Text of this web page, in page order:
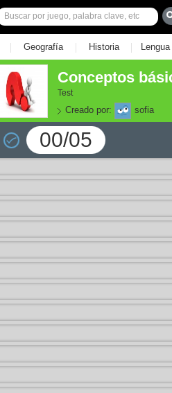
| Geografía | Historia | Lengua
Conceptos
Test
Creado por: sofia
00/05